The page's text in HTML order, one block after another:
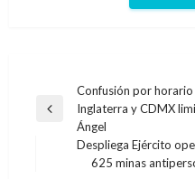
Navegación
de
entradas
Entrada
anterior
Confusión por
Inglaterra y CDMX
Ángel
Entrada
Despliega Ejército
625 minas